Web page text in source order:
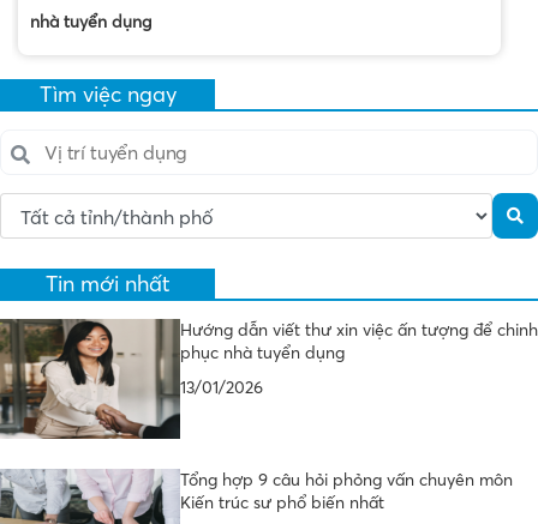
nhà tuyển dụng
Tìm việc ngay
Tin mới nhất
Hướng dẫn viết thư xin việc ấn tượng để chinh
phục nhà tuyển dụng
13/01/2026
Tổng hợp 9 câu hỏi phỏng vấn chuyên môn
Kiến trúc sư phổ biến nhất